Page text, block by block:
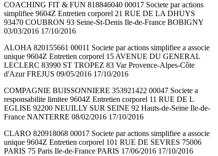
COACHING FIT & FUN 818846040 00017 Societe par actions
simplifiee 9604Z Entretien corporel 21 RUE DE LA DHUYS
93470 COUBRON 93 Seine-St-Denis Ile-de-France BOBIGNY
03/03/2016 17/10/2016
ALOHA 820155661 00011 Societe par actions simplifiee a associe
unique 9604Z Entretien corporel 15 AVENUE DU GENERAL
LECLERC 83990 ST TROPEZ 83 Var Provence-Alpes-Côte
d'Azur FREJUS 09/05/2016 17/10/2016
COMPAGNIE BUISSONNIERE 353921422 00047 Societe a
responsabilite limitee 9604Z Entretien corporel 11 RUE DE L
EGLISE 92200 NEUILLY SUR SEINE 92 Hauts-de-Seine Ile-de-
France NANTERRE 08/02/2016 17/10/2016
CLARO 820918068 00017 Societe par actions simplifiee a associe
unique 9604Z Entretien corporel 101 RUE DE SEVRES 75006
PARIS 75 Paris Ile-de-France PARIS 17/06/2016 17/10/2016